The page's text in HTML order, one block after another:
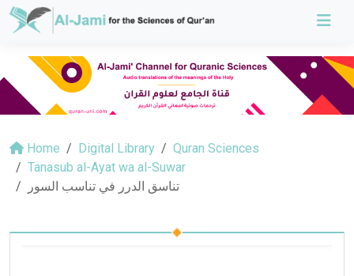
Home Digital Library
Quran Sciences
Tanasub al-Ayat wa al-Suwar
تناسق الدرر في تناسب السور